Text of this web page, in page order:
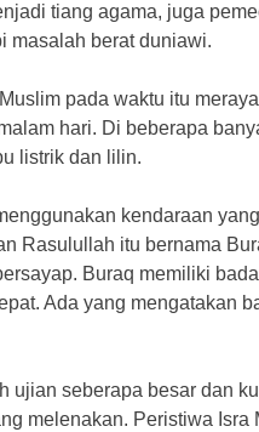
tiang agama, juga
masalah berat duniawi.
pada waktu itu
hari. Di beberapa
listrik dan lilin.
kendaraan yang
Rasulullah itu bernama
Buraq memiliki
Ada yang mengatakan
ujian seberapa besar dan
melenakan. Peristiwa Isra